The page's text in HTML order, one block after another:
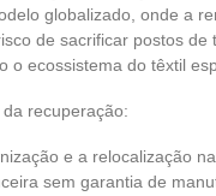
globalizado, onde a
de sacrificar postos de
o ecossistema do têxtil
recuperação:
e a relocalização na
sem garantia de